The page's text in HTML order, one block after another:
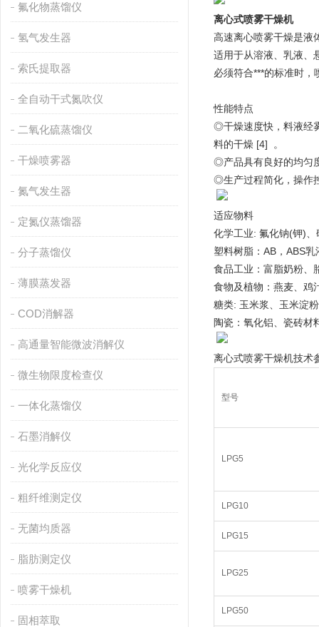
氟化物蒸馏仪
氢气发生器
索氏提取器
全自动干式氮吹仪
二氧化硫蒸馏仪
干燥喷雾器
氮气发生器
定氮仪蒸馏器
分子蒸馏仪
薄膜蒸发器
COD消解器
高通量智能微波消解仪
微生物限度检查仪
一体化蒸馏仪
石墨消解仪
光化学反应仪
粗纤维测定仪
无菌均质器
脂肪测定仪
喷雾干燥机
固相萃取
离心式喷雾干燥机
高速离心喷雾干燥是液
适用于从溶液、乳液、
必须符合***的标准时
性能特点
◎干燥速度快，料液经
料的干燥 [4] 。
◎产品具有良好的均匀
◎生产过程简化，操作
适应物料
化学工业: 氟化钠(钾)
塑料树脂：AB，ABS
食品工业：富脂奶粉、
食物及植物：燕麦、鸡
糖类: 玉米浆、玉米淀
陶瓷：氧化铝、瓷砖材
离心式喷雾干燥机技术
型号
LPG5
LPG10
LPG15
LPG25
LPG50